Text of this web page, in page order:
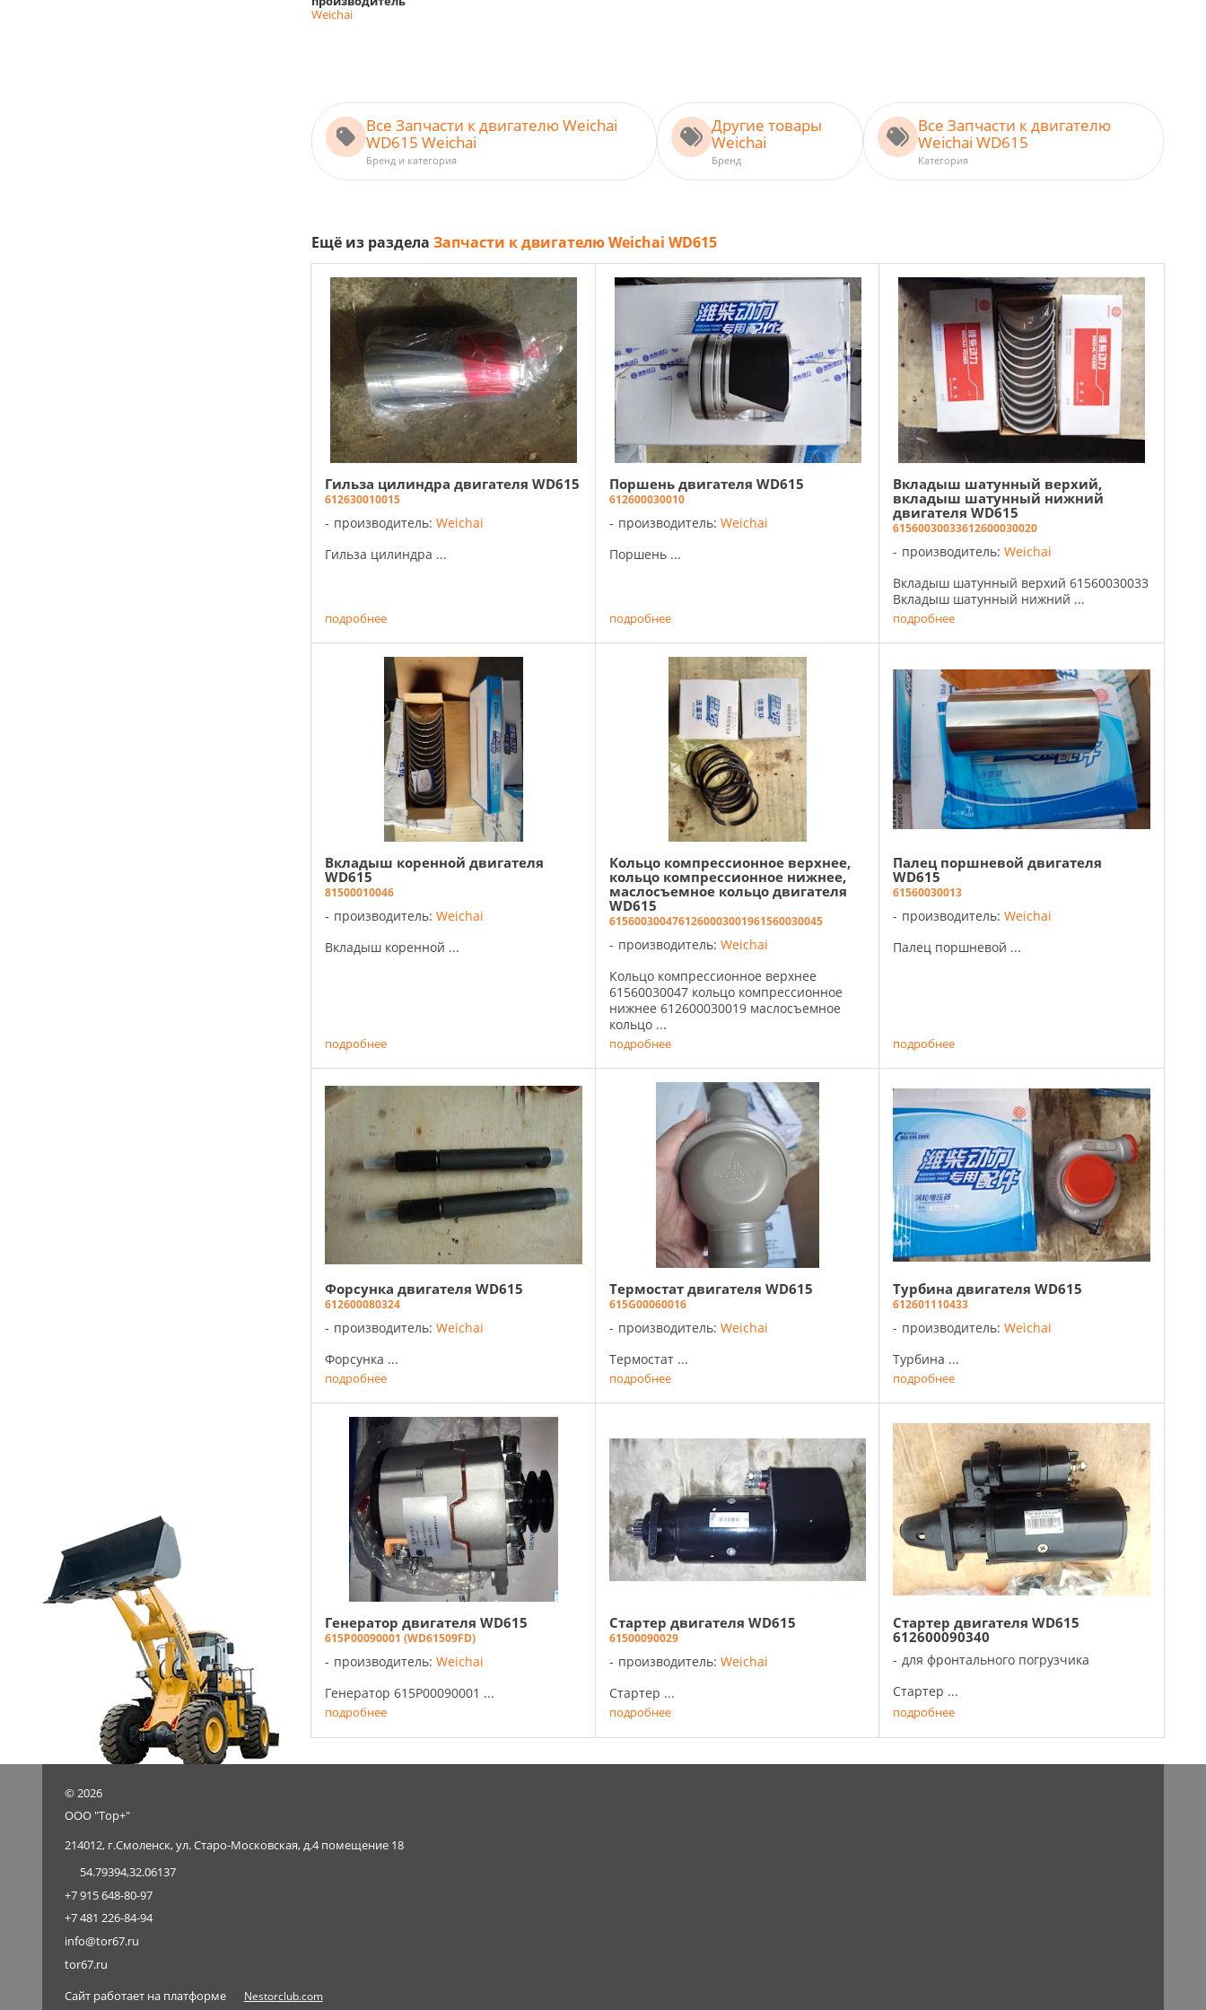
Weichai
Все Запчасти к двигателю Weichai
WD615 Weichai
Бренд и категория
Другие товары
Weichai
Бренд
Все Запчасти к двигателю
Weichai WD615
Категория
Ещё из раздела Запчасти к двигателю Weichai WD615
Гильза цилиндра двигателя WD615
612630010015
производитель: Weichai
Гильза цилиндра ...
подробнее
Поршень двигателя WD615
612600030010
производитель: Weichai
Поршень ...
подробнее
Вкладыш шатунный верхий,
вкладыш шатунный нижний
двигателя WD615
61560030033612600030020
производитель:Weichai
Вкладыш шатунный верхий 61560030033
Вкладыш шатунный нижний ...
подробнее
Вкладыш коренной двигателя
WD615
81500010046
производитель: Weichai
Вкладыш коренной ...
подробнее
Кольцо компрессионное верхнее,
кольцо компрессионное нижнее,
маслосъемное кольцо двигателя
WD615
6156003004761260003001961560030045
производитель: Weichai
Кольцо компрессионное верхнее
61560030047 кольцо компрессионное
нижнее 612600030019 маслосъемное
кольцо ...
подробнее
Палец поршневой двигателя
WD615
61560030013
производитель:Weichai
Палец поршневой ...
подробнее
Форсунка двигателя WD615
612600080324
производитель: Weichai
Форсунка ...
подробнее
Термостат двигателя WD615
615G00060016
производитель: Weichai
Термостат ...
подробнее
Турбина двигателя WD615
612601110433
производитель:Weichai
Турбина ...
подробнее
Генератор двигателя WD615
615P00090001 (WD61509FD)
производитель: Weichai
Генератор 615P00090001 ...
подробнее
Стартер двигателя WD615
61500090029
производитель: Weichai
Стартер ...
подробнее
Стартер двигателя WD615
612600090340
для фронтального погрузчика
Стартер ...
подробнее
©2026
ООО "Тор+"
214012, г.Смоленск, ул. Старо-Московская, д.4 помещение 18
54.79394,32.06137
+7 915 648-80-97
+7 481 226-84-94
info@tor67.ru
tor67.ru
Сайт работает на платформе
Nestorclub.com